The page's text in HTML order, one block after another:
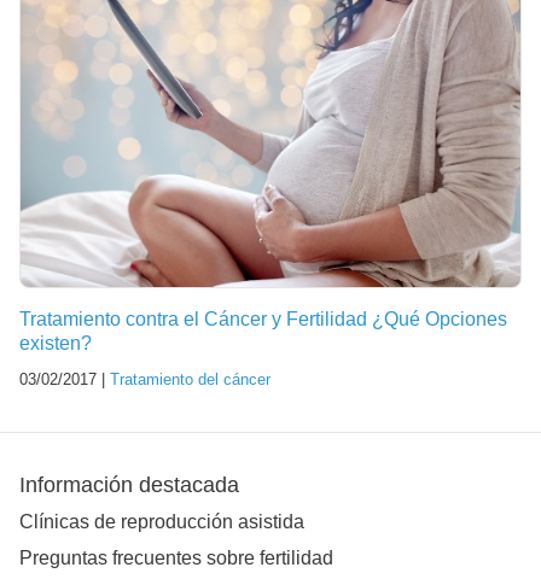
Tratamiento contra el Cáncer y Fertilidad ¿Qué Opciones
existen?
03/02/2017 | Tratamiento del cáncer
Información destacada
Clínicas de reproducción asistida
Preguntas frecuentes sobre fertilidad